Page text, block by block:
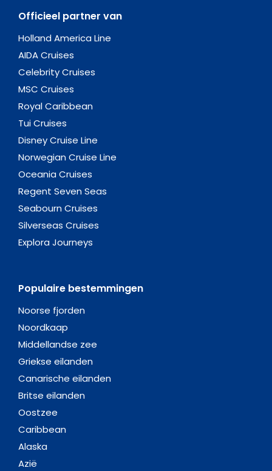
Officieel partner van
Holland America Line
AIDA Cruises
Celebrity Cruises
MSC Cruises
Royal Caribbean
Tui Cruises
Disney Cruise Line
Norwegian Cruise Line
Oceania Cruises
Regent Seven Seas
Seabourn Cruises
Silverseas Cruises
Explora Journeys
Populaire bestemmingen
Noorse fjorden
Noordkaap
Middellandse zee
Griekse eilanden
Canarische eilanden
Britse eilanden
Oostzee
Caribbean
Alaska
Azië